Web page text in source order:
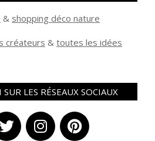
& shopping déco nature
créateurs & toutes les idées
LES RÉSEAUX SOCIAUX